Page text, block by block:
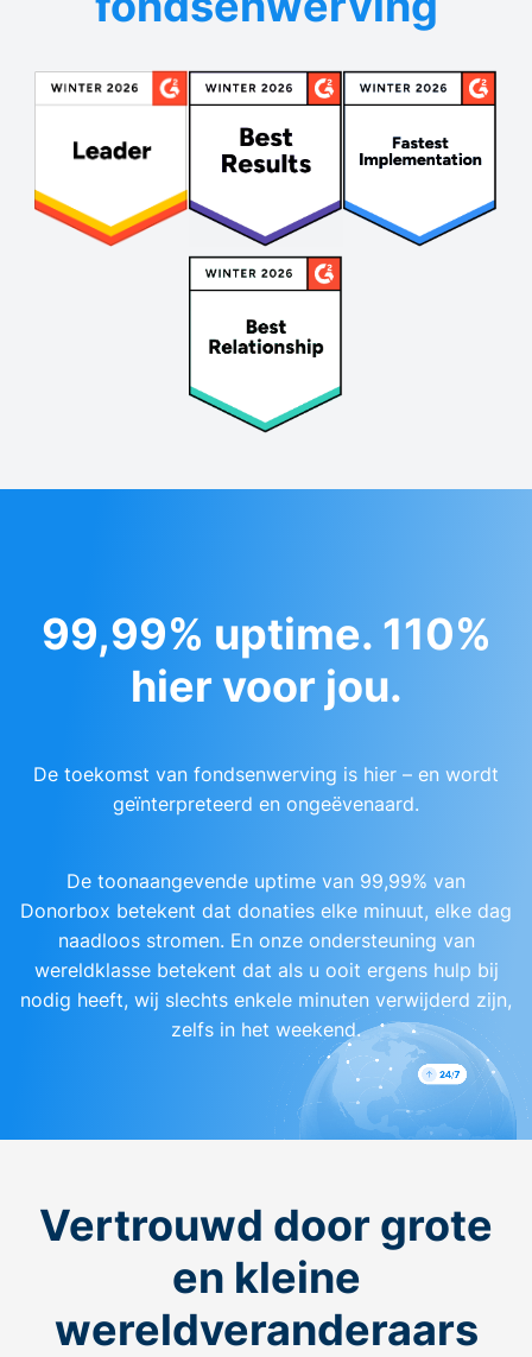
99,99% uptime. 110%
hier voor jou.
De toekomst van fondsenwerving is hier – en wordt
geïnterpreteerd en ongeëvenaard.
De toonaangevende uptime van 99,99% van
Donorbox betekent dat donaties elke minuut, elke dag
naadloos stromen. En onze ondersteuning van
wereldklasse betekent dat als u ooit ergens hulp bij
nodig heeft, wij slechts enkele minuten verwijderd zijn,
zelfs in het weekend.
Vertrouwd door grote
en kleine
wereldveranderaars